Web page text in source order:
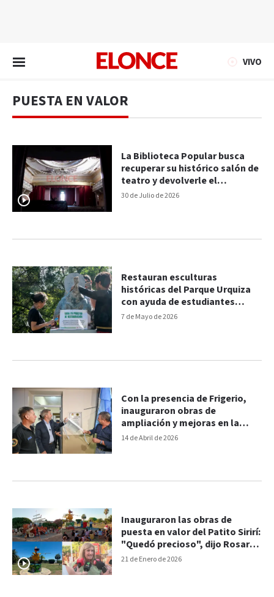
VIVO
PUESTA EN VALOR
30 de Julio de 2026
La Biblioteca Popular busca
recuperar su histórico salón de
teatro y devolverle el
protagonismo cultural
7 de Mayo de 2026
Restauran esculturas
históricas del Parque Urquiza
con ayuda de estudiantes
universitarios
14 de Abril de 2026
Con la presencia de Frigerio,
inauguraron obras de
ampliación y mejoras en la
Comisaría Sexta de Paraná
21 de Enero de 2026
Inauguraron las obras de
puesta en valor del Patito Sirirí:
"Quedó precioso", dijo Rosario
Romero